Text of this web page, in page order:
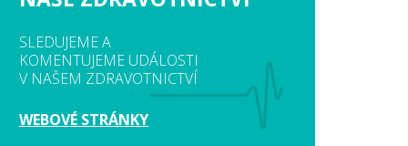
SLEDUJEME A
KOMENTUJEME UDÁLOSTI
V NAŠEM ZDRAVOTNICTVÍ
WEBOVÉ STRÁNKY